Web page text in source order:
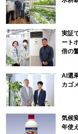
実証
ート
倍の
AI選
カゴ
気候
年使